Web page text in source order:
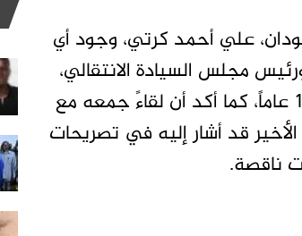
علي أحمد كرتي، وجود أي
مجلس السيادة الانتقالي،
عبد الفتاح البرهان، وأوضح أن آخر لقاء جمعه بالرجل كان قبل 12 عاماً، كما أكد أن لقاءً جمعه مع
قد أشار إليه في تصريحات
ناقصة.